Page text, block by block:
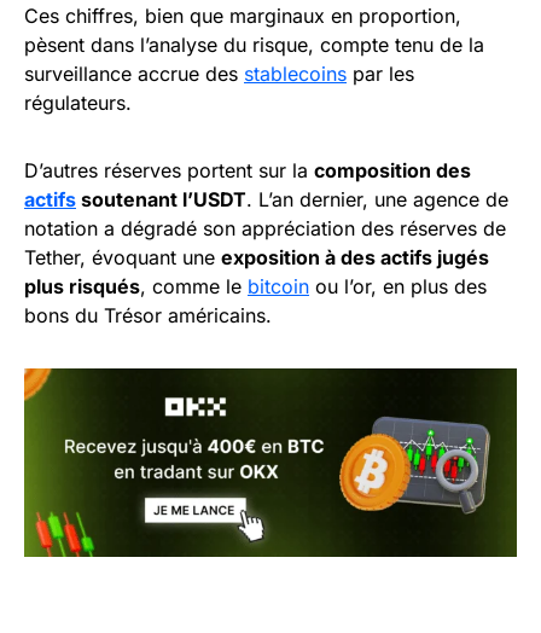
Ces chiffres, bien que marginaux en proportion,
pèsent dans l’analyse du risque, compte tenu de la
surveillance accrue des stablecoins par les
régulateurs.
D’autres réserves portent sur la composition des
actifs soutenant l’USDT. L’an dernier, une agence de
notation a dégradé son appréciation des réserves de
Tether, évoquant une exposition à des actifs jugés
plus risqués, comme le bitcoin ou l’or, en plus des
bons du Trésor américains.